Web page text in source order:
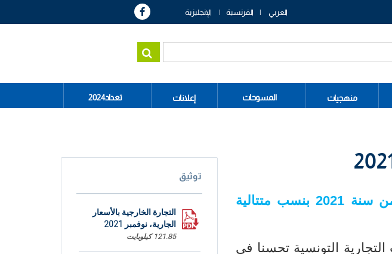
العربي الفرنسية الإنجليزية
منهجيات المسوحات إعلانات تعداد2024
متتالية
التجارية التونسية تحسنا في
توثيق
التجارة الخارجية بالأسعار
الجارية، نوفمبر 2021
121.85 كيلوبايت